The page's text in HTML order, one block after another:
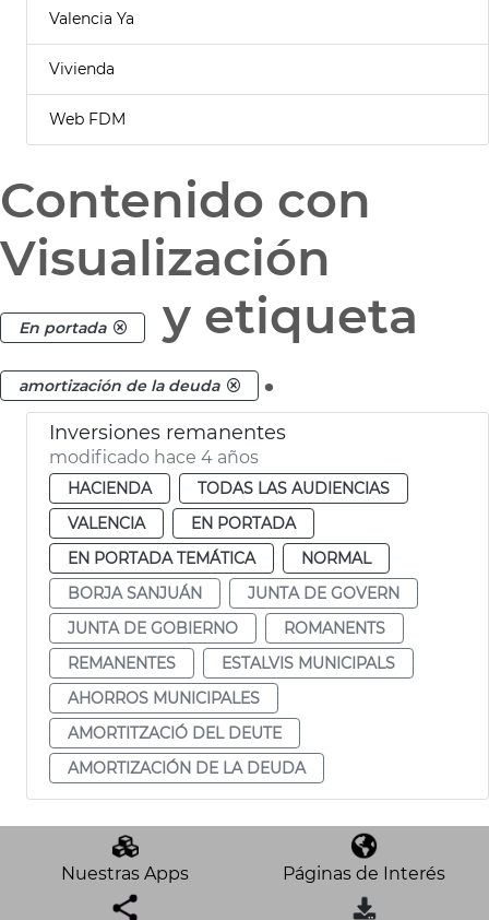
Valencia Ya
Vivienda
Web FDM
Contenido con
Visualización
En portada y etiqueta
amortización de la deuda .
Inversiones remanentes
modificado hace 4 años
HACIENDA
TODAS LAS AUDIENCIAS
VALENCIA
EN PORTADA
EN PORTADA TEMÁTICA
NORMAL
BORJA SANJUÁN
JUNTA DE GOVERN
JUNTA DE GOBIERNO
ROMANENTS
REMANENTES
ESTALVIS MUNICIPALS
AHORROS MUNICIPALES
AMORTITZACIÓ DEL DEUTE
AMORTIZACIÓN DE LA DEUDA
Nuestras Apps Páginas de Interés